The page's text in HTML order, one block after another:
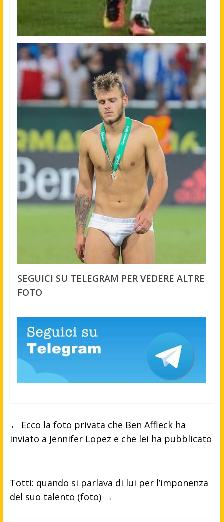
SEGUICI SU TELEGRAM PER VEDERE ALTRE
FOTO
← Ecco la foto privata che Ben Affleck ha
inviato a Jennifer Lopez e che lei ha pubblicato
Totti: quando si parlava di lui per l’imponenza
del suo talento (foto) →